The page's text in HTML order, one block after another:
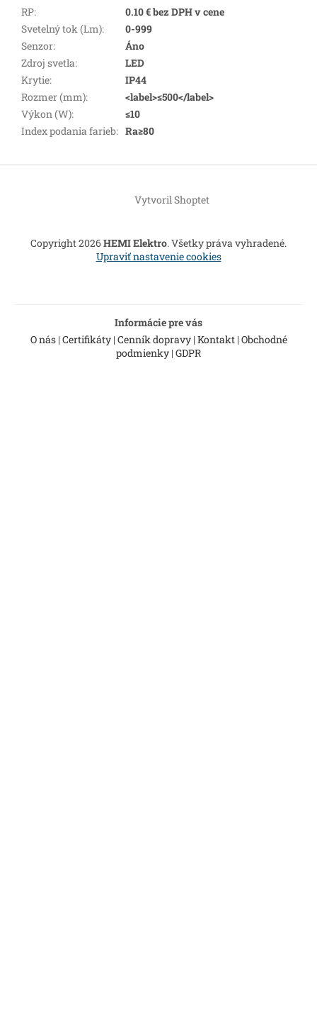
RP:
0.10 € bez DPH v cene
Svetelný tok (Lm):
0-999
Senzor:
Áno
Zdroj svetla:
LED
Krytie:
IP44
Rozmer (mm):
<label>≤500</label>
Výkon (W):
≤10
Index podania farieb: Ra≥80
Vytvoril Shoptet
Copyright 2026HEMI Elektro. Všetky práva vyhradené.
Upraviť nastavenie cookies
Informácie pre vás
O nás| Certifikáty| Cenník dopravy| Kontakt| Obchodné
podmienky | GDPR